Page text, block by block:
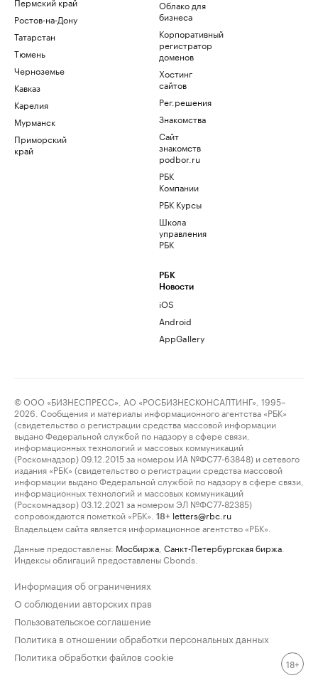
Ростов-на-Дону
Татарстан
Тюмень
Черноземье
Кавказ
Карелия
Мурманск
Приморский
край
Облако для
бизнеса
Корпоративный
регистратор
доменов
Хостинг
сайтов
Рег.решения
Знакомства
Сайт
знакомств
podbor.ru
РБК
Компании
РБК Курсы
Школа
управления
РБК
РБК
Новости
iOS
Android
AppGallery
© ООО «БИЗНЕСПРЕСС», АО «РОСБИЗНЕСКОНСАЛТИНГ», 1995–
2026. Сообщения и материалы информационного агентства «РБК»
(свидетельство о регистрации средства массовой информации
выдано Федеральной службой по надзору в сфере связи,
информационных технологий и массовых коммуникаций
(Роскомнадзор) 09.12.2015 за номером ИА №ФС77-63848) и сетевого
издания «РБК» (свидетельство о регистрации средства массовой
информации выдано Федеральной службой по надзору в сфере связи,
информационных технологий и массовых коммуникаций
(Роскомнадзор) 03.12.2021 за номером ЭЛ №ФС77-82385)
сопровождаются пометкой «РБК».
18+ letters@rbc.ru
Владельцем сайта является информационное агентство «РБК».
Данные предоставлены: Мосбиржа Санкт-Петербургская биржа
Индексы облигаций предоставлены Cbonds.
Информация об ограничениях
О соблюдении авторских прав
Пользовательское соглашение
Политика в отношении обработки персональных данных
Политика обработки файлов cookie
18+